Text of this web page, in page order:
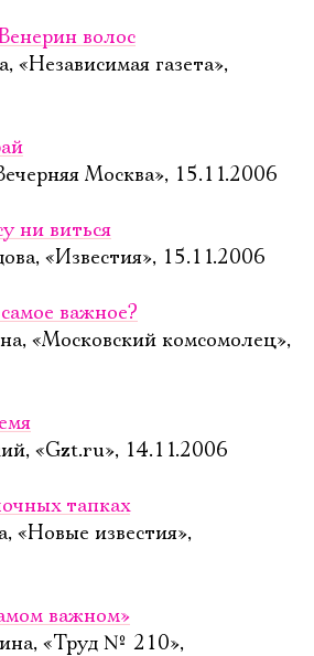
волос
«Независимая газета»,
Москва», 15.11.2006
ни виться
«Известия», 15.11.2006
важное?
«Московский комсомолец»,
«Gzt.ru», 14.11.2006
тапках
«Новые известия»,
важном»
«Труд № 210»,